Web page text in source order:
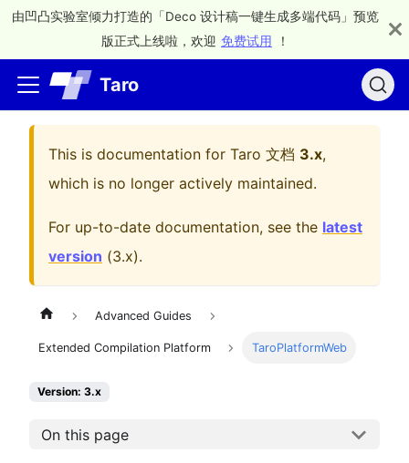
由凹凸实验室倾力打造的「Deco 设计稿一键生成多端代码」预览
版正式上线啦，欢迎 免费试用 ！
Taro
This is documentation for Taro 文档 3.x,
which is no longer actively maintained.
For up-to-date documentation, see the latest
version (3.x).
Advanced Guides
Extended Compilation Platform TaroPlatformWeb
Version: 3.x
On this page